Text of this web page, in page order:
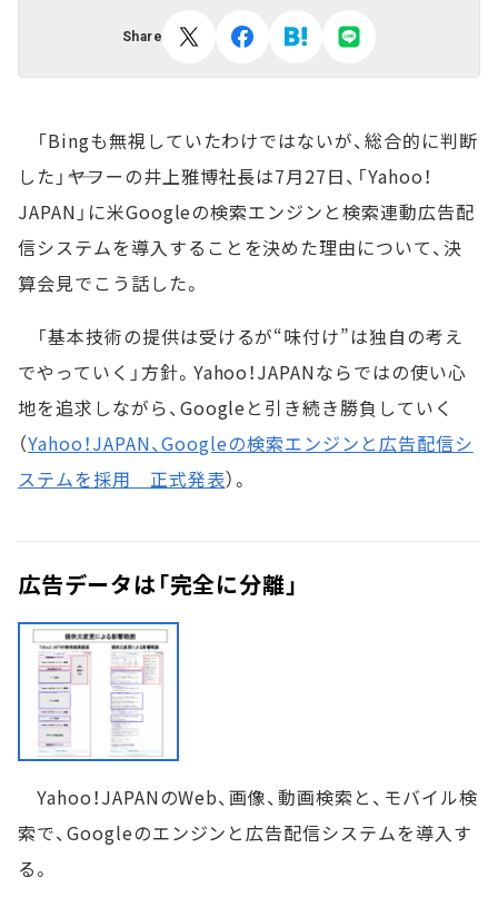
Share
「Bingも無視していたわけではないが、総合的に判断
した」――ヤフーの井上雅博社長は7月27日、「Yahoo！
JAPAN」に米Googleの検索エンジンと検索連動広告配
信システムを導入することを決めた理由について、決
算会見でこう話した。
「基本技術の提供は受けるが“味付け”は独自の考え
でやっていく」方針。Yahoo！JAPANならではの使い心
地を追求しながら、Googleと引き続き勝負していく
（Yahoo！JAPAN、Googleの検索エンジンと広告配信シ
ステムを採用 正式発表）。
広告データは「完全に分離」
Yahoo！JAPANのWeb、画像、動画検索と、モバイル検
索で、Googleのエンジンと広告配信システムを導入す
る。